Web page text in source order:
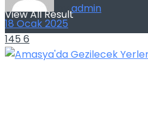
View All Result
byadmin
18 Ocak 2025
145 6